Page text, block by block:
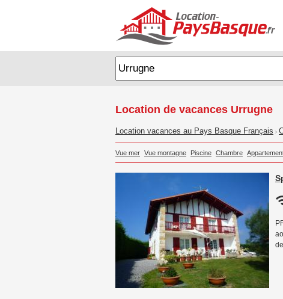
Location de vacances Urrugne
Location vacances au Pays Basque Français >
Vue mer Vue montagne Piscine Chambre